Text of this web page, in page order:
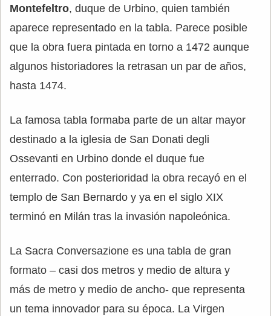
Montefeltro, duque de Urbino, quien también
aparece representado en la tabla. Parece posible
que la obra fuera pintada en torno a 1472 aunque
algunos historiadores la retrasan un par de años,
hasta 1474.
La famosa tabla formaba parte de un altar mayor
destinado a la iglesia de San Donati degli
Ossevanti en Urbino donde el duque fue
enterrado. Con posterioridad la obra recayó en el
templo de San Bernardo y ya en el siglo XIX
terminó en Milán tras la invasión napoleónica.
La Sacra Conversazione es una tabla de gran
formato – casi dos metros y medio de altura y
más de metro y medio de ancho- que representa
un tema innovador para su época. La Virgen